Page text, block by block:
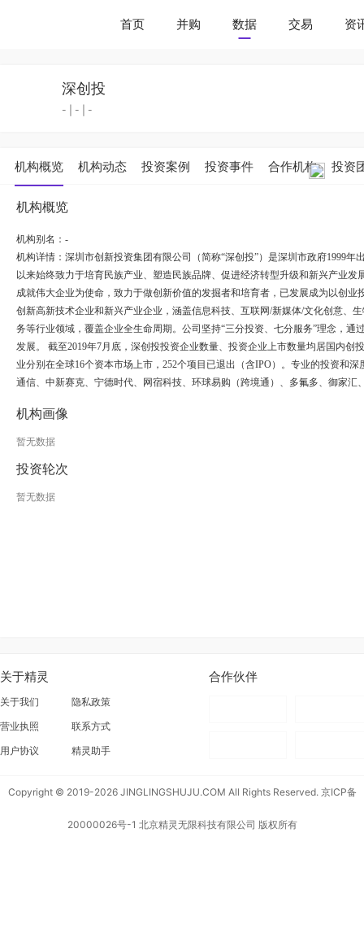
首页 并购 数据 交易 资
深创投
- - -
机构概览 机构动态 投资案例 投资事件 合作机构 投资
机构概览
机构别名：-
机构详情： 深圳市创新投资集团有限公司（简称“深创投”）是深圳市政府1999
以来始终致力于培育民族产业、塑造民族品牌、促进经济转型升级和新兴产业
成就伟大企业为使命，致力于做创新价值的发掘者和培育者，已发展成为以创
创新高新技术企业和新兴产业企业，涵盖信息科技、互联网/新媒体/文化创意、
务等行业领域，覆盖企业全生命周期。公司坚持“三分投资、七分服务”理念，
发展。 截至2019年7月底，深创投投资企业数量、投资企业上市数量均居国内创
业分别在全球16个资本市场上市，252个项目已退出（含IPO）。专业的投资和
通信、中新赛克、宁德时代、网宿科技、环球易购（跨境通）、多氟多、御家
机构画像
暂无数据
投资轮次
暂无数据
关于精灵
关于我们
营业执照
用户协议
隐私政策
联系方式
精灵助手
合作伙伴
Copyright © 2019-2026 JINGLINGSHUJU.COM All Rights Reserved.京ICP备
20000026号-1 北京精灵无限科技有限公司 版权所有